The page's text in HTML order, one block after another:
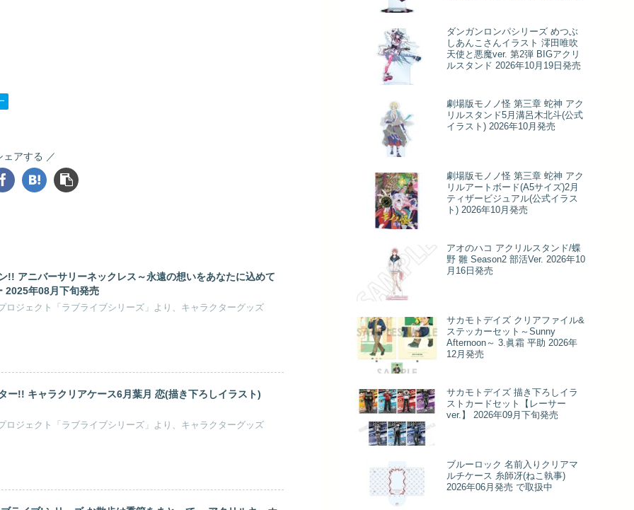
ェアする
!! アニバーサリーネックレス～永遠の想いをあなたに込めて
2025年08月下旬発売
ロジェクト「ラブライブシリーズ」より、キャラクターグッズ
ー!! キャラクリアケース6月葉月 恋(描き下ろしイラスト)
ロジェクト「ラブライブシリーズ」より、キャラクターグッズ
ダンガンロンパシリーズ めつぶ
しあんこさんイラスト 澪田唯吹
天使と悪魔ver. 第2弾 BIGアクリ
ルスタンド 2026年10月19日発売
劇場版モノノ怪 第三章 蛇神 アク
リルスタンド5月溝呂木北斗(公式
イラスト) 2026年10月発売
劇場版モノノ怪 第三章 蛇神 アク
リルアートボード(A5サイズ)2月
ティザービジュアル(公式イラス
ト) 2026年10月発売
アオのハコ アクリルスタンド/蝶
野 雛 Season2 部活Ver. 2026年10
月16日発売
サカモトデイズ クリアファイル&
ステッカーセット～Sunny
Afternoon～ 3.眞霜 平助 2026年
12月発売
サカモトデイズ 描き下ろしイラ
ストカードセット【レーサー
ver.】 2026年09月下旬発売
ブルーロック 名前入りクリアマ
ルチケース 糸師冴(ねこ執事)
2026年06月発売 で取扱中